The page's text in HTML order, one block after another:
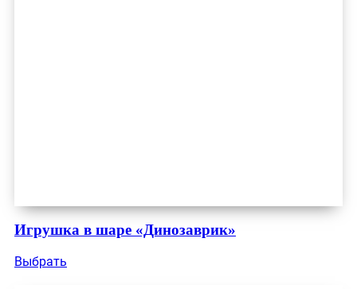
Игрушка в шаре «Динозаврик»
Выбрать